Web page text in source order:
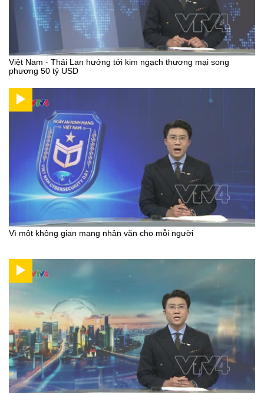
Việt Nam - Thái Lan hướng tới kim ngạch thương mại song
phương 50 tỷ USD
Vì một không gian mạng nhân văn cho mỗi người